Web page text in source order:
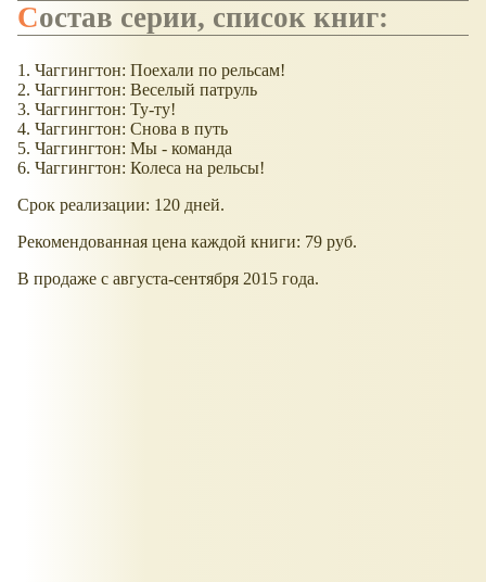
Состав серии, список книг:
1. Чаггингтон: Поехали по рельсам!
2. Чаггингтон: Веселый патруль
3. Чаггингтон: Ту-ту!
4. Чаггингтон: Снова в путь
5. Чаггингтон: Мы - команда
6. Чаггингтон: Колеса на рельсы!
Срок реализации: 120 дней.
Рекомендованная цена каждой книги: 79 руб.
В продаже с августа-сентября 2015 года.